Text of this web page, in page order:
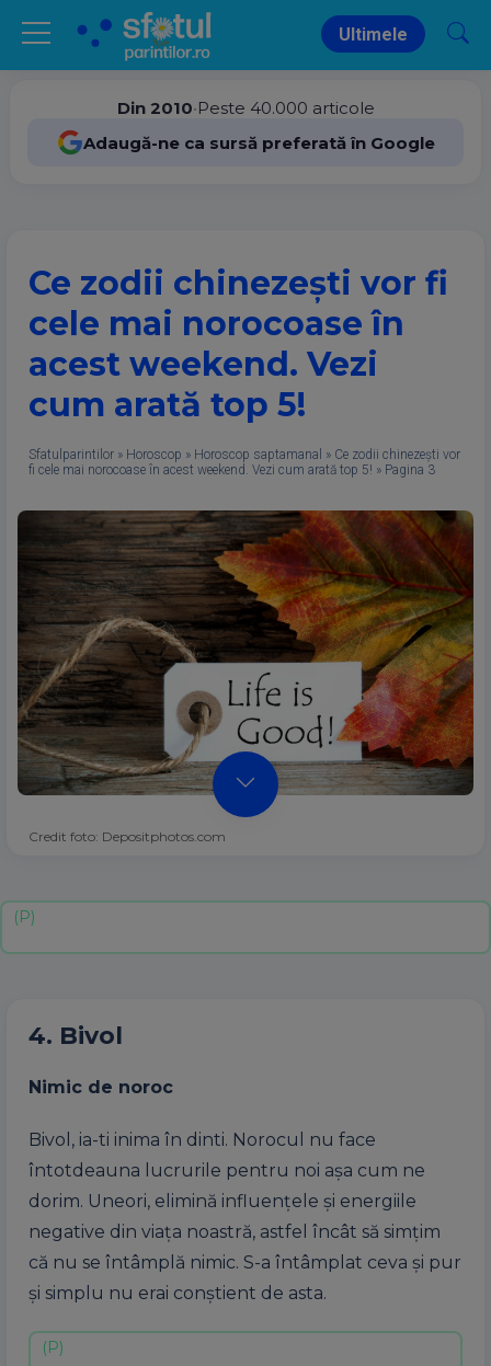
Ultimele
Din 2010•Peste 40.000 articole
Adaugă-ne ca sursă preferată în Google
Ce zodii chinezești vor fi
cele mai norocoase în
acest weekend. Vezi
cum arată top 5!
Sfatulparintilor » Horoscop » Horoscop saptamanal » Ce zodii chinezești vor
fi cele mai norocoase în acest weekend. Vezi cum arată top 5! » Pagina 3
Credit foto: Depositphotos.com
4. Bivol
Nimic de noroc
Bivol, ia-ti inima în dinti. Norocul nu face
întotdeauna lucrurile pentru noi așa cum ne
dorim. Uneori, elimină influențele și energiile
negative din viața noastră, astfel încât să simțim
că nu se întâmplă nimic. S-a întâmplat ceva și pur
și simplu nu erai conștient de asta.